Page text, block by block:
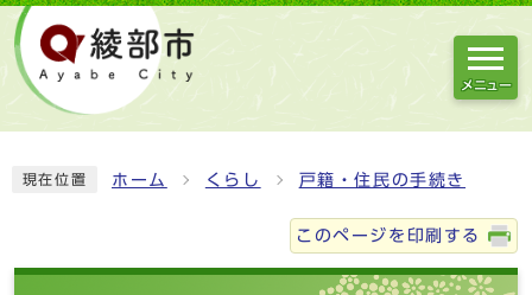
メニュー
現在位置 ホーム くらし 戸籍・住民の手続き
このページを印刷する